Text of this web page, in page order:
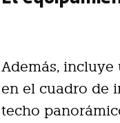
Además,
en el cuadro de
techo